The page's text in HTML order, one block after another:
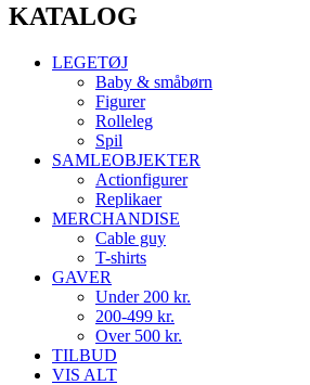
KATALOG
LEGETØJ
Baby & småbørn
Figurer
Rolleleg
Spil
SAMLEOBJEKTER
Actionfigurer
Replikaer
MERCHANDISE
Cable guy
T-shirts
GAVER
Under 200 kr.
200-499 kr.
Over 500 kr.
TILBUD
VIS ALT